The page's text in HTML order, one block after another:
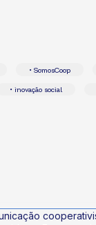
• SomosCoop
• inovação social